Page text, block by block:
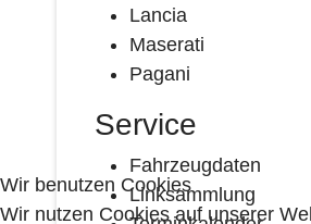
Lancia
Maserati
Pagani
Service
Fahrzeugdaten
Linksammlung
Wir benutzen Cookies
Wir nutzen Cookies auf unserer